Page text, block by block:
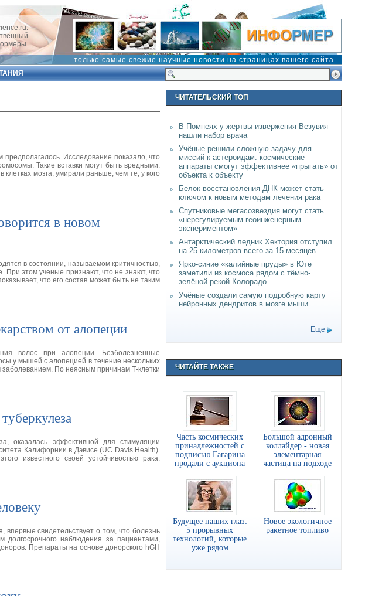
только самые свежие научные новости на страницах вашего сайта
Исследование показало, что
Такие вставки могут быть вредными:
мозга, умирали раньше, чем те, у кого
в новом
в состоянии, называемом критичностью,
При этом ученые признают, что не знают, что
что его состав может быть не таким
от алопеции
волос при алопеции. Безболезненные
у мышей с алопецией в течение нескольких
По неясным причинам Т-клетки
оказалась эффективной для стимуляции
Калифорнии в Дэвисе (UC Davis Health).
известного своей устойчивостью рака.
впервые свидетельствует о том, что болезнь
долгосрочного наблюдения за пациентами,
Препараты на основе донорского hGH
ЧИТАТЕЛЬСКИЙ ТОП
В Помпеях у жертвы извержения Везувия
нашли набор врача
Учёные решили сложную задачу для
миссий к астероидам: космические
аппараты смогут эффективнее «прыгать» от
объекта к объекту
Белок восстановления ДНК может стать
ключом к новым методам лечения рака
Спутниковые мегасозвездия могут стать
«нерегулируемым геоинженерным
экспериментом»
Антарктический ледник Хектория отступил
на 25 километров всего за 15 месяцев
Ярко-синие «калийные пруды» в Юте
заметили из космоса рядом с тёмно-
зелёной рекой Колорадо
Учёные создали самую подробную карту
нейронных дендритов в мозге мыши
Еще
ЧИТАЙТЕ ТАКЖЕ
Часть космических
принадлежностей с
подписью Гагарина
продали с аукциона
Большой адронный
коллайдер - новая
элементарная
частица на подходе
Будущее наших глаз:
5 прорывных
технологий, которые
уже рядом
Новое экологичное
ракетное топливо